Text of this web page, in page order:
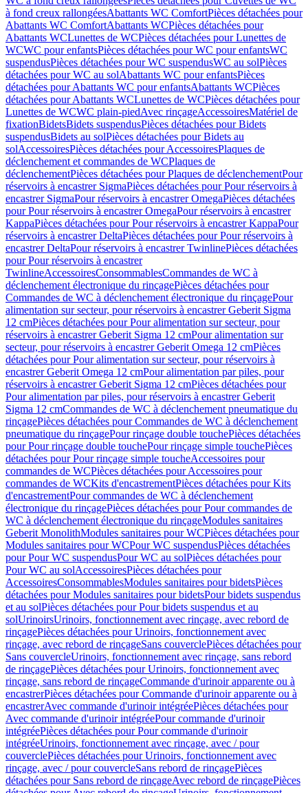
à fond creux rallongéesAbattants WC ComfortPièces détachées pour
Abattants WC ComfortAbattants WCPièces détachées pour
Abattants WCLunettes de WCPièces détachées pour Lunettes de
WCWC pour enfantsPièces détachées pour WC pour enfantsWC
suspendusPièces détachées pour WC suspendusWC au solPièces
détachées pour WC au solAbattants WC pour enfantsPièces
détachées pour Abattants WC pour enfantsAbattants WCPièces
détachées pour Abattants WCLunettes de WCPièces détachées pour
Lunettes de WCWC plain-piedAvec rinçageAccessoiresMatériel de
fixationBidetsBidets suspendusPièces détachées pour Bidets
suspendusBidets au solPièces détachées pour Bidets au
solAccessoiresPièces détachées pour AccessoiresPlaques de
déclenchement et commandes de WCPlaques de
déclenchementPièces détachées pour Plaques de déclenchementPour
réservoirs à encastrer SigmaPièces détachées pour Pour réservoirs à
encastrer SigmaPour réservoirs à encastrer OmegaPièces détachées
pour Pour réservoirs à encastrer OmegaPour réservoirs à encastrer
KappaPièces détachées pour Pour réservoirs à encastrer KappaPour
réservoirs à encastrer DeltaPièces détachées pour Pour réservoirs à
encastrer DeltaPour réservoirs à encastrer TwinlinePièces détachées
pour Pour réservoirs à encastrer
TwinlineAccessoiresConsommablesCommandes de WC à
déclenchement électronique du rinçagePièces détachées pour
Commandes de WC à déclenchement électronique du rinçagePour
alimentation sur secteur, pour réservoirs à encastrer Geberit Sigma
12 cmPièces détachées pour Pour alimentation sur secteur, pour
réservoirs à encastrer Geberit Sigma 12 cmPour alimentation sur
secteur, pour réservoirs à encastrer Geberit Omega 12 cmPièces
détachées pour Pour alimentation sur secteur, pour réservoirs à
encastrer Geberit Omega 12 cmPour alimentation par piles, pour
réservoirs à encastrer Geberit Sigma 12 cmPièces détachées pour
Pour alimentation par piles, pour réservoirs à encastrer Geberit
Sigma 12 cmCommandes de WC à déclenchement pneumatique du
rinçagePièces détachées pour Commandes de WC à déclenchement
pneumatique du rinçagePour rinçage double touchePièces détachées
pour Pour rinçage double touchePour rinçage simple touchePièces
détachées pour Pour rinçage simple toucheAccessoires pour
commandes de WCPièces détachées pour Accessoires pour
commandes de WCKits d'encastrementPièces détachées pour Kits
d'encastrementPour commandes de WC à déclenchement
électronique du rinçagePièces détachées pour Pour commandes de
WC à déclenchement électronique du rinçageModules sanitaires
Geberit MonolithModules sanitaires pour WCPièces détachées pour
Modules sanitaires pour WCPour WC suspendusPièces détachées
pour Pour WC suspendusPour WC au solPièces détachées pour
Pour WC au solAccessoiresPièces détachées pour
AccessoiresConsommablesModules sanitaires pour bidetsPièces
détachées pour Modules sanitaires pour bidetsPour bidets suspendus
et au solPièces détachées pour Pour bidets suspendus et au
solUrinoirsUrinoirs, fonctionnement avec rinçage, avec rebord de
rinçagePièces détachées pour Urinoirs, fonctionnement avec
rinçage, avec rebord de rinçageSans couverclePièces détachées pour
Sans couvercleUrinoirs, fonctionnement avec rinçage, sans rebord
de rinçagePièces détachées pour Urinoirs, fonctionnement avec
rinçage, sans rebord de rinçageCommande d'urinoir apparente ou à
encastrerPièces détachées pour Commande d'urinoir apparente ou à
encastrerAvec commande d'urinoir intégréePièces détachées pour
Avec commande d'urinoir intégréePour commande d'urinoir
intégréePièces détachées pour Pour commande d'urinoir
intégréeUrinoirs, fonctionnement avec rinçage, avec / pour
couverclePièces détachées pour Urinoirs, fonctionnement avec
rinçage, avec / pour couvercleSans rebord de rinçagePièces
détachées pour Sans rebord de rinçageAvec rebord de rinçagePièces